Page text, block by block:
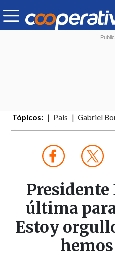
Tópicos: País Gabriel
Presidente
última
Estoy